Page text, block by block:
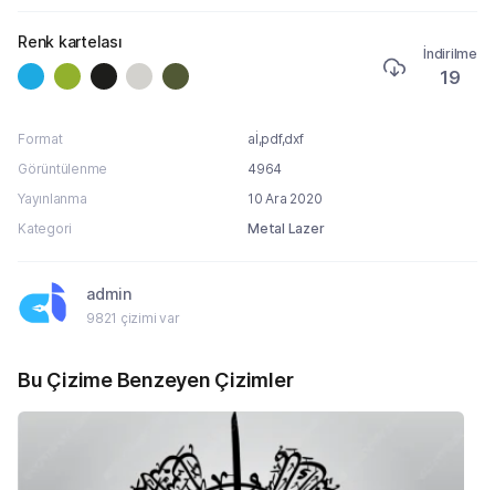
Renk kartelası
İndirilme
19
Format
aİ,pdf,dxf
Görüntülenme
4964
Yayınlanma
10 Ara 2020
Kategori
Metal Lazer
admin
9821 çizimi var
Bu Çizime Benzeyen Çizimler